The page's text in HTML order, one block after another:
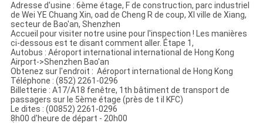
Adresse d'usine : 6ème étage, F de construction, parc industriel
de Wei YE Chuang Xin, oad de Cheng R de coup, XI ville de Xiang,
secteur de Bao'an, Shenzhen
Accueil pour visiter notre usine pour l'inspection ! Les manières
ci-dessous est te disant comment aller. Étape 1,
Autobus : Aéroport international international de Hong Kong
Airport->Shenzhen Bao'an
Obtenez sur l'endroit : Aéroport international de Hong Kong
Téléphone : (852) 2261-0296
Billetterie : A17/A18 fenêtre, 1th bâtiment de transport de
passagers sur le 5ème étage (près de t il KFC)
Le dites : (00852) 2261-0296
8h00 d'heure de départ - 20h00